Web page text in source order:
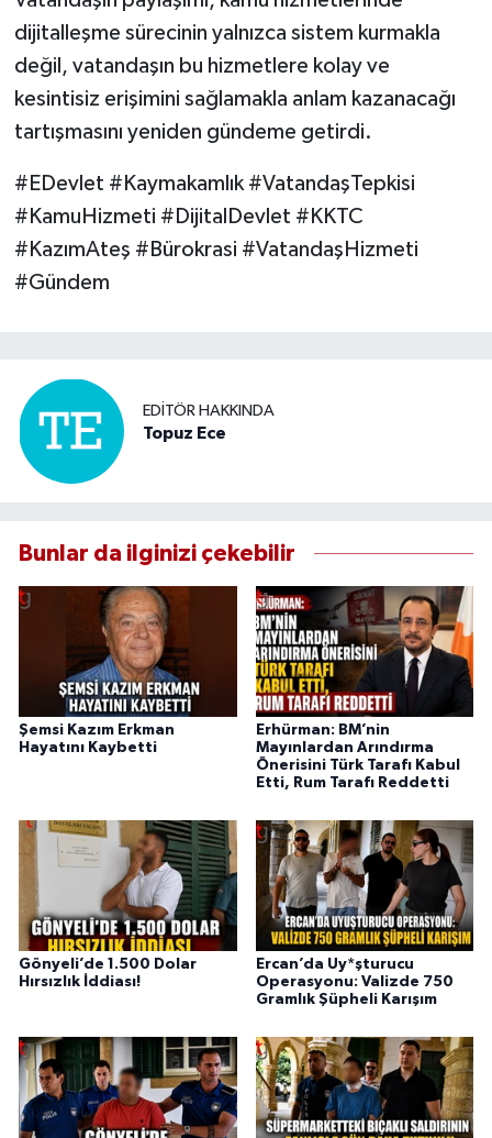
dijitalleşme sürecinin yalnızca sistem kurmakla
değil, vatandaşın bu hizmetlere kolay ve
kesintisiz erişimini sağlamakla anlam kazanacağı
tartışmasını yeniden gündeme getirdi.
#EDevlet #Kaymakamlık #VatandaşTepkisi
#KamuHizmeti #DijitalDevlet #KKTC
#KazımAteş #Bürokrasi #VatandaşHizmeti
#Gündem
EDITÖR HAKKINDA
Topuz Ece
Bunlar da ilginizi çekebilir
Şemsi Kazım Erkman
Hayatını Kaybetti
Erhürman: BM’nin
Mayınlardan Arındırma
Önerisini Türk Tarafı Kabul
Etti, Rum Tarafı Reddetti
Gönyeli’de 1.500 Dolar
Hırsızlık İddiası!
Ercan’da Uy*şturucu
Operasyonu: Valizde 750
Gramlık Şüpheli Karışım